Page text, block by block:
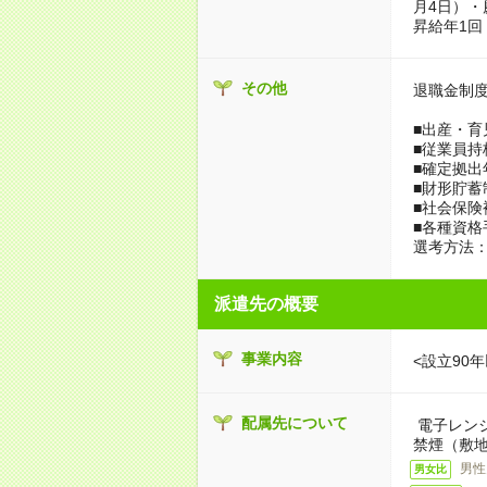
月4日）
昇給年1
その他 退職金制
■出産・育
■従業員持
■確定拠出
■財形貯蓄
■社会保険
■各種資格
選考方法
派遣先の概要
事業内容 <設立90
配属先について
電子レン
禁煙（敷
男女比 男